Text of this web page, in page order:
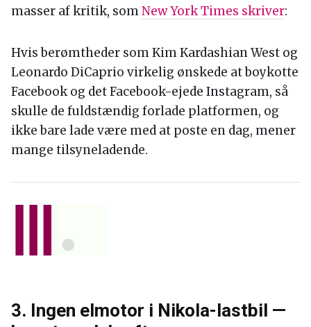
masser af kritik, somNew York Times skriver:
Hvis berømtheder som Kim Kardashian West og
Leonardo DiCaprio virkelig ønskede at boykotte
Facebook og det Facebook-ejede Instagram, så
skulle de fuldstændig forlade platformen, og
ikke bare lade være med at poste en dag, mener
mange tilsyneladende.
3. Ingen elmotor i Nikola-lastbil —